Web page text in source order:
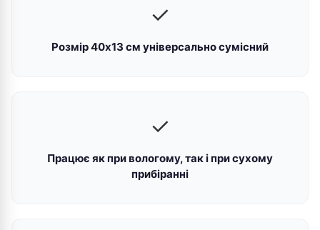
✓
Розмір 40х13 см універсально сумісний
✓
Працює як при вологому, так і при сухому
прибіранні